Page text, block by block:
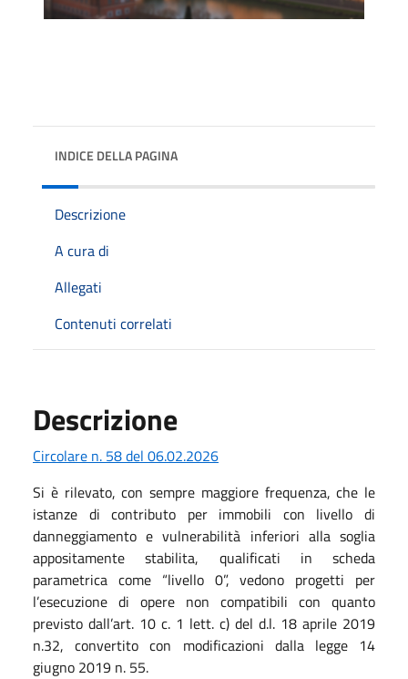
INDICE DELLA PAGINA
Descrizione
A cura di
Allegati
Contenuti correlati
Descrizione
Circolare n. 58 del 06.02.2026
Si è rilevato, con sempre maggiore frequenza, che le
istanze di contributo per immobili con livello di
danneggiamento e vulnerabilità inferiori alla soglia
appositamente stabilita, qualificati in scheda
parametrica come “livello 0”, vedono progetti per
l’esecuzione di opere non compatibili con quanto
previsto dall’art. 10 c. 1 lett. c) del d.l. 18 aprile 2019
n.32, convertito con modificazioni dalla legge 14
giugno 2019 n. 55.